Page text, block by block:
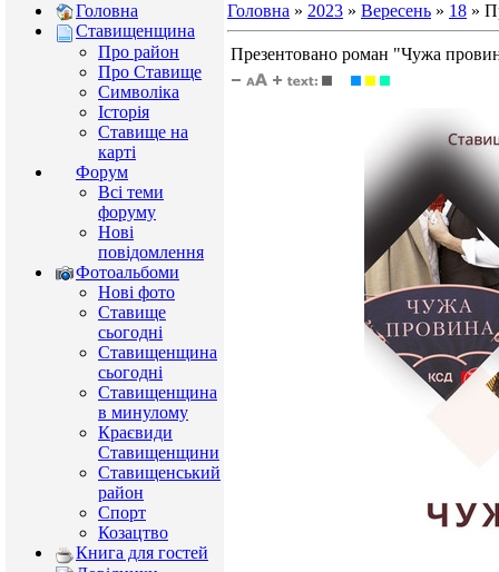
Головна
Ставищенщина
Про район
Про Ставище
Символіка
Історія
Ставище на
карті
Форум
Всі теми
форуму
Нові
повідомлення
Фотоальбоми
Нові фото
Ставище
сьогодні
Ставищенщина
сьогодні
Ставищенщина
в минулому
Краєвиди
Ставищенщини
Ставищенський
район
Спорт
Козацтво
Книга для гостей
Головна » 2023 » Вересень » 18 »
Презентовано роман "Чужа